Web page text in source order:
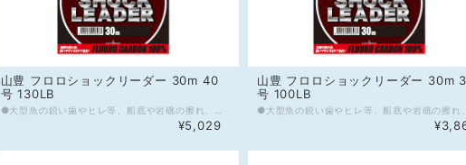
山豊 フロロショックリーダー 30m 40
号 130LB
¥5,029
山豊 フロロショックリーダー 30m
号 100LB